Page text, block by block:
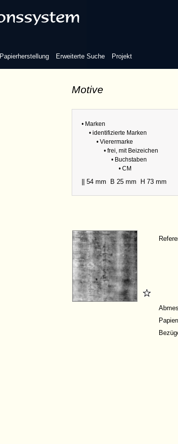
Papierherstellung Erweiterte Suche Projekt
Motive
• Marken
• identifizierte Marken
• Vierermarke
• frei, mit Beizeichen
• Buchstaben
• CM
|| 54 mm B 25 mm H 73 mm